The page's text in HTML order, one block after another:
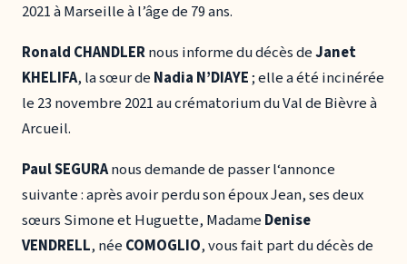
2021 à Marseille à l’âge de 79 ans.
Ronald CHANDLERnous informe du décès deJanet
KHELIFA, la sœur de Nadia N’DIAYE; elle a été incinérée
le 23 novembre 2021 au crématorium du Val de Bièvre à
Arcueil.
Paul SEGURAnous demande de passer l‘annonce
suivante : après avoir perdu son époux Jean, ses deux
sœurs Simone et Huguette, Madame Denise
VENDRELL, née COMOGLIO, vous fait part du décès de